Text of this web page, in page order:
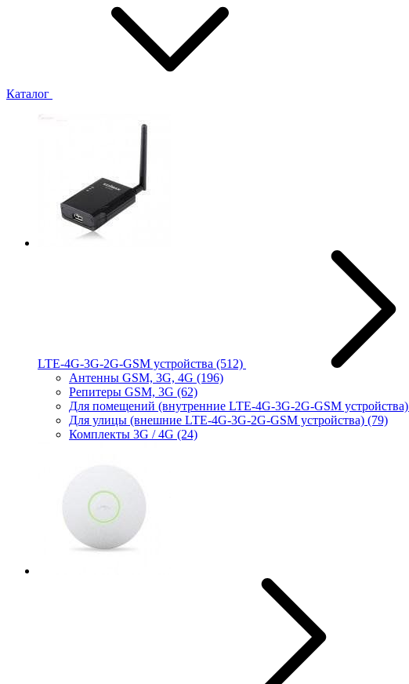
Каталог
LTE-4G-3G-2G-GSM устройства (512)
Антенны GSM, 3G, 4G (196)
Репитеры GSM, 3G (62)
Для помещений (внутренние LTE-4G-3G-2G-GSM устройства)
Для улицы (внешние LTE-4G-3G-2G-GSM устройства) (79)
Комплекты 3G / 4G (24)